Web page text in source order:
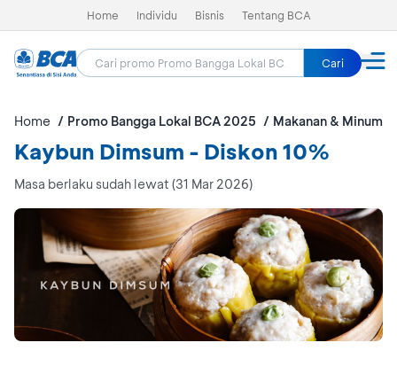
Home Individu Bisnis Tentang BCA
Cari
Home Promo Bangga Lokal BCA 2025 Makanan & Minuman
Kaybun Dimsum - Diskon 10%
Masa berlaku sudah lewat (31 Mar 2026)